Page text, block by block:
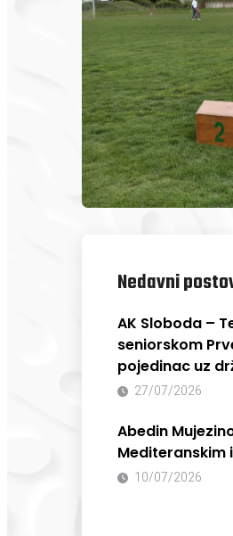
Nedavni
AK Sloboda –
seniorskom
pojedinac uz
27/07/2026
Abedin
Mediteranskim
10/07/2026